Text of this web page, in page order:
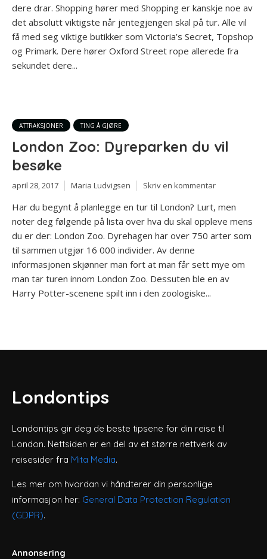
dere drar. Shopping hører med Shopping er kanskje noe av
det absolutt viktigste når jentegjengen skal på tur. Alle vil
få med seg viktige butikker som Victoria’s Secret, Topshop
og Primark. Dere hører Oxford Street rope allerede fra
sekundet dere...
ATTRAKSJONER TING Å GJØRE
London Zoo: Dyreparken du vil
besøke
april 28, 2017 Maria Ludvigsen Skriv en kommentar
Har du begynt å planlegge en tur til London? Lurt, men
noter deg følgende på lista over hva du skal oppleve mens
du er der: London Zoo. Dyrehagen har over 750 arter som
til sammen utgjør 16 000 individer. Av denne
informasjonen skjønner man fort at man får sett mye om
man tar turen innom London Zoo. Dessuten ble en av
Harry Potter-scenene spilt inn i den zoologiske...
Londontips
Londontips gir deg de beste tipsene for din reise til
London. Nettsiden er en del av et større nettverk av
reisesider fra Mita Media.
Les mer om hvordan vi håndterer din personlige
informasjon her: General Data Protection Regulation
(GDPR).
Annonsering